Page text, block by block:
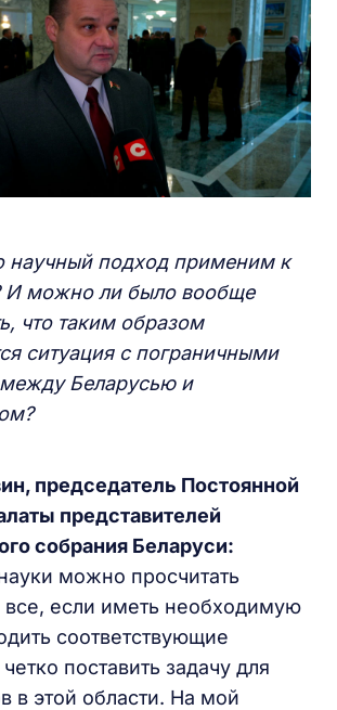
научный подход применим к
И можно ли было вообще
что таким образом
ситуация с пограничными
Беларусью и
председатель Постоянной
представителей
собрания Беларуси:
можно просчитать
все, если иметь необходимую
соответствующие
поставить задачу для
в этой области. На мой